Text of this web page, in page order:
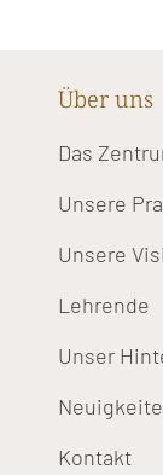
Über uns
Das
Unsere
Unsere
Lehrende
Unser
Kontakt